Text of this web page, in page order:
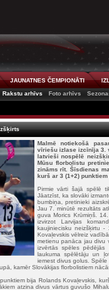
JAUNATNES ČEMPIONĀTI
Rakstu arhīvs
Foto arhīvs
Malmē notiekošā
vīriešu izlase izcīnīja 3.
latvieši nospēlē
Mūsu florbolistu
zināms rīt. Šīsdienas
kurš ar 3 (1+2)
Pirmie vārti šajā spēlē
Jāatzīst, ka slovāki
bumbiņa, pretinieki
Jau 7. minūtē rezultāts
guva Morics Krūmiņš.
izvirzot Larvijas
kaujiniecisku neizšķirtu
Kovaļevskis vēlreiz
metienu panāca jau divu
izvērtās spēles
laukuma spēlētāju un
iemest divus golus.
kamēr Slovākijas florbolistiem
bija Rolands Kovaļevskis,
atzina divus vārtus guvušo